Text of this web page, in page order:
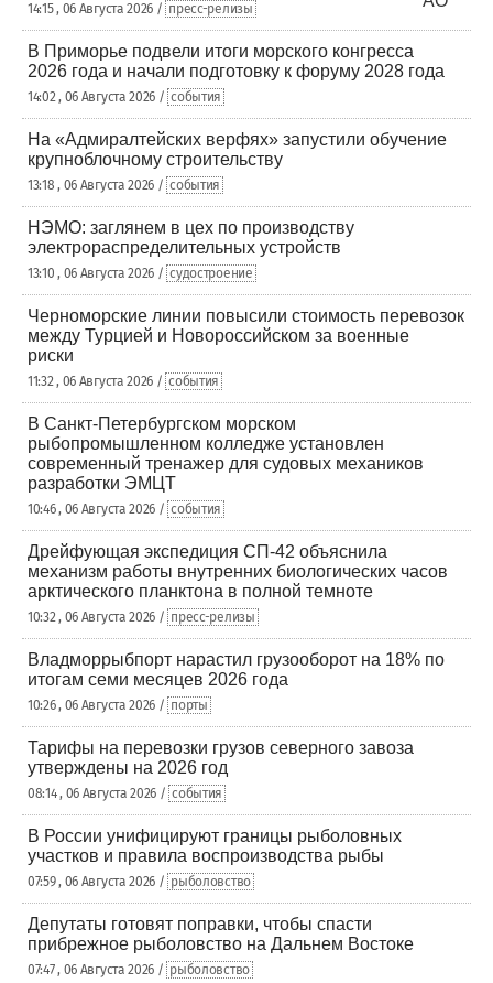
14:15 , 06 Августа 2026 / пресс-релизы
В Приморье подвели итоги морского конгресса
2026 года и начали подготовку к форуму 2028 года
14:02 , 06 Августа 2026 / события
На «Адмиралтейских верфях» запустили обучение
крупноблочному строительству
13:18 , 06 Августа 2026 / события
НЭМО: заглянем в цех по производству
электрораспределительных устройств
13:10 , 06 Августа 2026 / судостроение
Черноморские линии повысили стоимость перевозок
между Турцией и Новороссийском за военные
риски
11:32 , 06 Августа 2026 / события
В Санкт-Петербургском морском
рыбопромышленном колледже установлен
современный тренажер для судовых механиков
разработки ЭМЦТ
10:46 , 06 Августа 2026 / события
Дрейфующая экспедиция СП-42 объяснила
механизм работы внутренних биологических часов
арктического планктона в полной темноте
10:32 , 06 Августа 2026 / пресс-релизы
Владморрыбпорт нарастил грузооборот на 18% по
итогам семи месяцев 2026 года
10:26 , 06 Августа 2026 / порты
Тарифы на перевозки грузов северного завоза
утверждены на 2026 год
08:14 , 06 Августа 2026 / события
В России унифицируют границы рыболовных
участков и правила воспроизводства рыбы
07:59 , 06 Августа 2026 / рыболовство
Депутаты готовят поправки, чтобы спасти
прибрежное рыболовство на Дальнем Востоке
07:47 , 06 Августа 2026 / рыболовство